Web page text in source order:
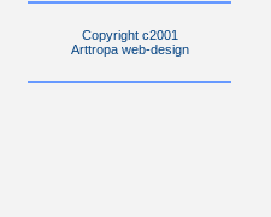
Copyright c2001
Arttropa web-design